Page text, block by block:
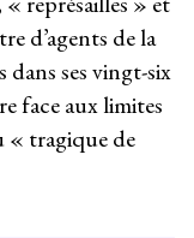
d’agents de la
ses vingt-six
face aux limites
« tragique de